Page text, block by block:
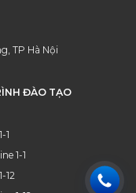
TP Hà Nội
ĐÀO TẠO
1
1-1
12